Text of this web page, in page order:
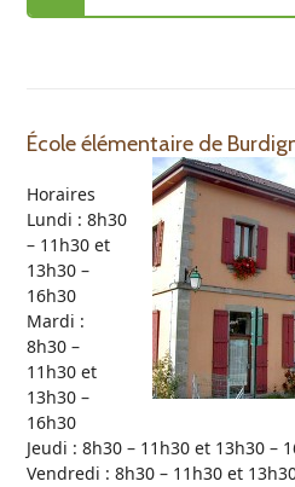
École élémentaire de
Horaires
Lundi : 8h30
– 11h30 et
13h30 –
16h30
Mardi :
8h30 –
11h30 et
13h30 –
16h30
Jeudi : 8h30 – 11h30 et 13h30 –
Vendredi : 8h30 – 11h30 et